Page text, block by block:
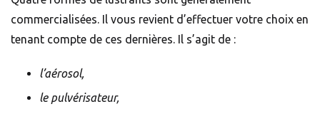
commercialisées. Il vous revient d’effectuer votre choix en
tenant compte de ces dernières. Il s’agit de :
l’aérosol,
le pulvérisateur,